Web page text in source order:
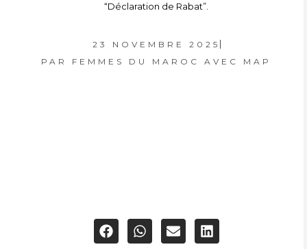
“Déclaration de Rabat”.
23 NOVEMBRE 2025
PAR
FEMMES DU MAROC AVEC MAP